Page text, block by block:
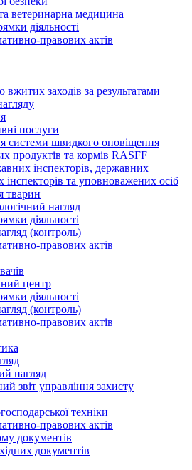
ветеринарна медицина
діяльності
правових актів
заходів за результатами
послуги
системи швидкого оповіщення
продуктів та кормів RASFF
інспекторів, державних
інспекторів та уповноважених осіб
тварин
нагляд
діяльності
(контроль)
правових актів
центр
діяльності
(контроль)
правових актів
нагляд
звіт управління захисту
техніки
правових актів
документів
документів